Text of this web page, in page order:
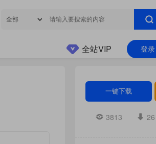
登录
全站VIP
一键下载
3813 26